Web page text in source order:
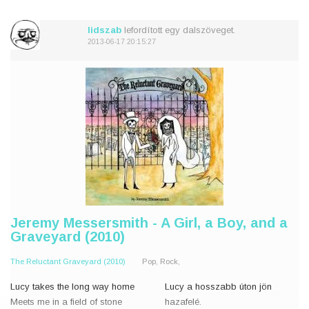
away.
menjek a közelébe
lidszab lefordított egy dalszöveget.
2013-06-17 20:15:27
Jeremy Messersmith - A Girl, a Boy, and a
Graveyard (2010)
The Reluctant Graveyard (2010) Pop, Rock,
Lucy takes the long way home
Meets me in a field of stone
Lucy a hosszabb úton jön
hazafelé.